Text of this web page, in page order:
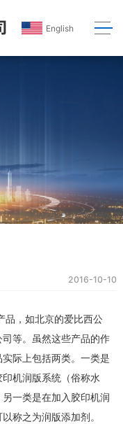
English
2016-10-10
，如北京的爱比西公
等。虽然这些产品的作
际上包括两类。一类是
机润版系统（俗称水
一类是在加入胶印机润
称之为润版添加剂。